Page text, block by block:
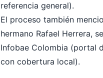
referencia general).
El proceso también
hermano Rafael Herrera,
Infobae Colombia (portal
con cobertura local).